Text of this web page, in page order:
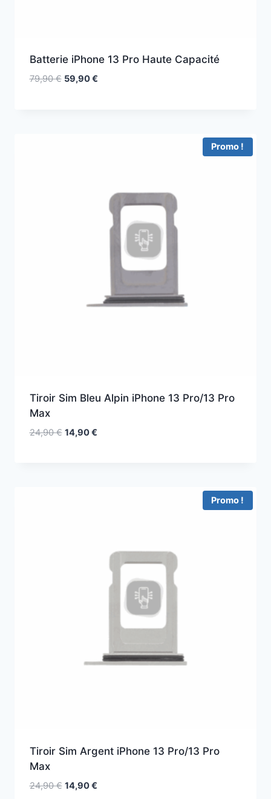
Batterie iPhone 13 Pro Haute Capacité
79,90€ 59,90€
Promo !
Tiroir Sim Bleu Alpin iPhone 13 Pro/13 Pro
Max
24,90€ 14,90€
Promo !
Tiroir Sim Argent iPhone 13 Pro/13 Pro
Max
24,90€ 14,90€